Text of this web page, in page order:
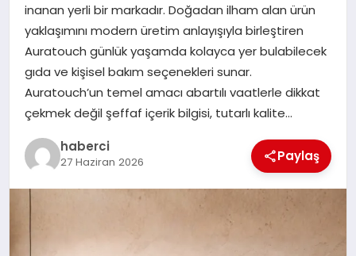
SAĞLIK
SIYASET
SPOR
TEKNOLOJI
inanan yerli bir markadır. Doğadan ilham alan ürün
yaklaşımını modern üretim anlayışıyla birleştiren
Auratouch günlük yaşamda kolayca yer bulabilecek
gıda ve kişisel bakım seçenekleri sunar.
Auratouch’un temel amacı abartılı vaatlerle dikkat
çekmek değil şeffaf içerik bilgisi, tutarlı kalite…
haberci
27 Haziran 2026 Paylaş